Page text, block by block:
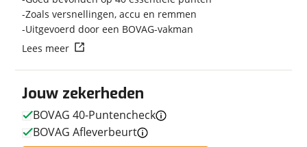
Aantal versnellingen
27
Kleur
Zwart
Fabriekskleur
E-bike
Elektrisch?
Vraag mijn reservering aan
over in onzeprivacyverklaring
Jouw zekerheden
BOVAG 40-Puntencheck
BOVAG Afleverbeurt
Zoals versnellingen, accu en remmen
Uitgevoerd door een BOVAG-vakman
Lees meer